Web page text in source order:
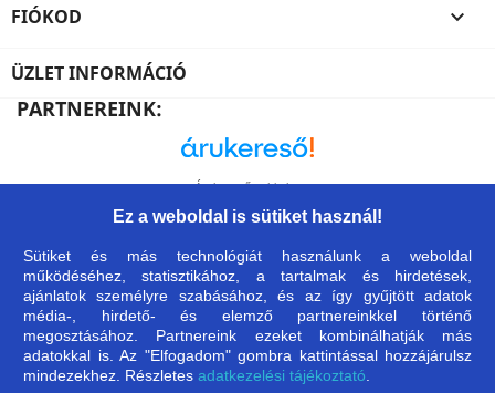
FIÓKOD 
ÜZLET INFORMÁCIÓ
PARTNEREINK:
Árukereső, a hiteles
vásárlási kalauz
Ez a weboldal is sütiket használ!
Sütiket és más technológiát használunk a weboldal
működéséhez, statisztikához, a tartalmak és hirdetések,
ajánlatok személyre szabásához, és az így gyűjtött adatok
média-, hirdető- és elemző partnereinkkel történő
megosztásához. Partnereink ezeket kombinálhatják más
adatokkal is. Az "Elfogadom" gombra kattintással hozzájárulsz
mindezekhez. Részletes adatkezelési tájékoztató